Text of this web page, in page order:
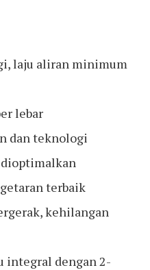
laju aliran minimum
lebar
dan teknologi
dioptimalkan
terbaik
kehilangan
integral dengan 2-